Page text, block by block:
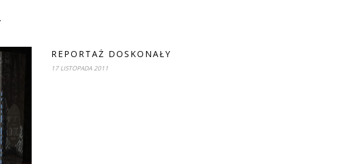
REPORTAŻ DOSKONAŁY
17 LISTOPADA 2011